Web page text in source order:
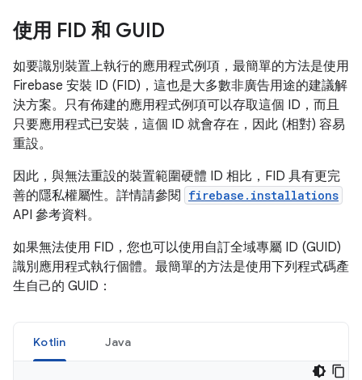
使用 FID 和 GUID
如要識別裝置上執行的應用程式例項，最簡單的方法是使用
Firebase 安裝 ID (FID)，這也是大多數非廣告用途的建議解
決方案。只有佈建的應用程式例項可以存取這個 ID，而且
只要應用程式已安裝，這個 ID 就會存在，因此 (相對) 容易
重設。
因此，與無法重設的裝置範圍硬體 ID 相比，FID 具有更完
善的隱私權屬性。詳情請參閱
firebase.installations
API 參考資料。
如果無法使用 FID，您也可以使用自訂全域專屬 ID (GUID)
識別應用程式執行個體。最簡單的方法是使用下列程式碼產
生自己的 GUID：
Kotlin Java